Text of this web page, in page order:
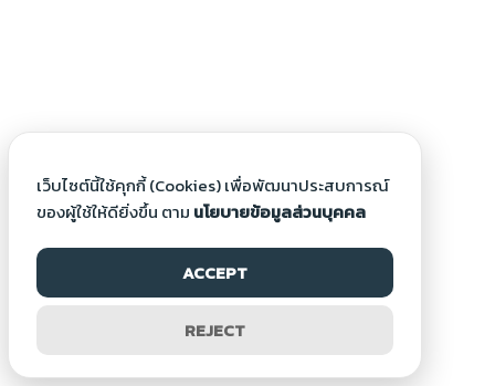
เว็บไซต์นี้ใช้คุกกี้ (Cookies) เพื่อพัฒนาประสบการณ์
ของผู้ใช้ให้ดียิ่งขึ้น ตาม นโยบายข้อมูลส่วนบุคคล
ACCEPT
REJECT